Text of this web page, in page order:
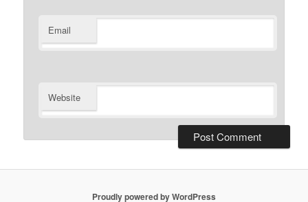
Email
Website
Proudly powered by WordPress